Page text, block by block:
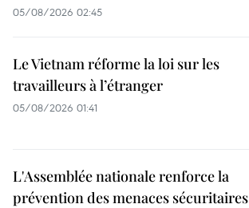
05/08/2026 02:45
Le Vietnam réforme la loi sur les
travailleurs à l’étranger
05/08/2026 01:41
L'Assemblée nationale renforce la
prévention des menaces sécuritaires